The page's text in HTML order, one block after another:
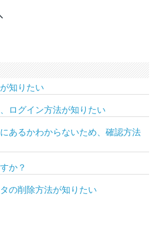
知りたい
ログイン方法が知りたい
あるかわからないため、確認方法
か？
の削除方法が知りたい